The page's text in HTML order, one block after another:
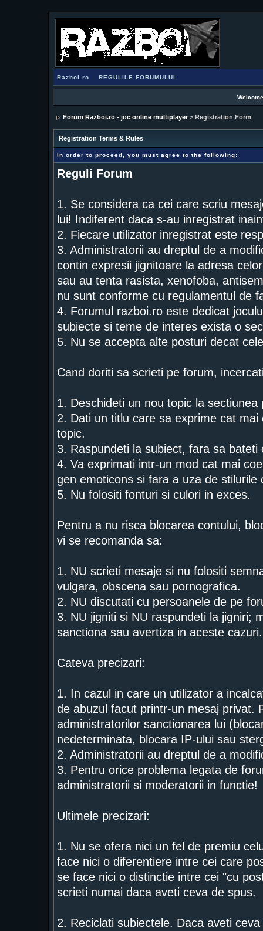
Razboi.ro REGULILE FORUMULUI
Forum Razboi.ro - joc online multiplayer> Registration Form
Registration Terms & Rules
In order to proceed, you must agree to the following:
Reguli Forum
1. Se considera ca cei care scriu
lui! Indiferent daca s-au inregistrat
2. Fiecare utilizator inregistrat este
3. Administratorii au dreptul de a
contin expresii jignitoare la adresa
sau au tenta rasista, xenofoba,
nu sunt conforme cu regulamentul de
4. Forumul razboi.ro este dedicat
subiecte si teme de interes exista o
5. Nu se accepta alte posturi decat
Cand doriti sa scrieti pe forum,
1. Deschideti un nou topic la sectiunea
2. Dati un titlu care sa exprime cat
topic.
3. Raspundeti la subiect, fara sa bateti
4. Va exprimati intr-un mod cat mai
gen emoticons si fara a uza de stilurile
5. Nu folositi fonturi si culori in exces.
Pentru a nu risca blocarea contului,
vi se recomanda sa:
1. NU scrieti mesaje si nu folositi
vulgara, obscena sau pornografica.
2. NU discutati cu persoanele de pe
3. NU jigniti si NU raspundeti la jigniri;
sanctiona sau avertiza in aceste cazuri.
Cateva precizari:
1. In cazul in care un utilizator a
de abuzul facut printr-un mesaj privat.
administratorilor sanctionarea lui
nedeterminata, blocara IP-ului sau
2. Administratorii au dreptul de a
3. Pentru orice problema legata de
administratorii si moderatorii in functie!
Ultimele precizari:
1. Nu se ofera nici un fel de premiu
face nici o diferentiere intre cei care
se face nici o distinctie intre cei "cu
scrieti numai daca aveti ceva de spus.
2. Reciclati subiectele. Daca aveti